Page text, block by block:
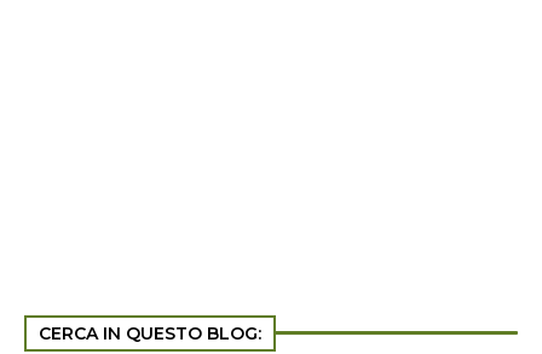
CERCA IN QUESTO BLOG: